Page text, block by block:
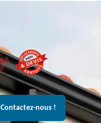
Contactez-nous !